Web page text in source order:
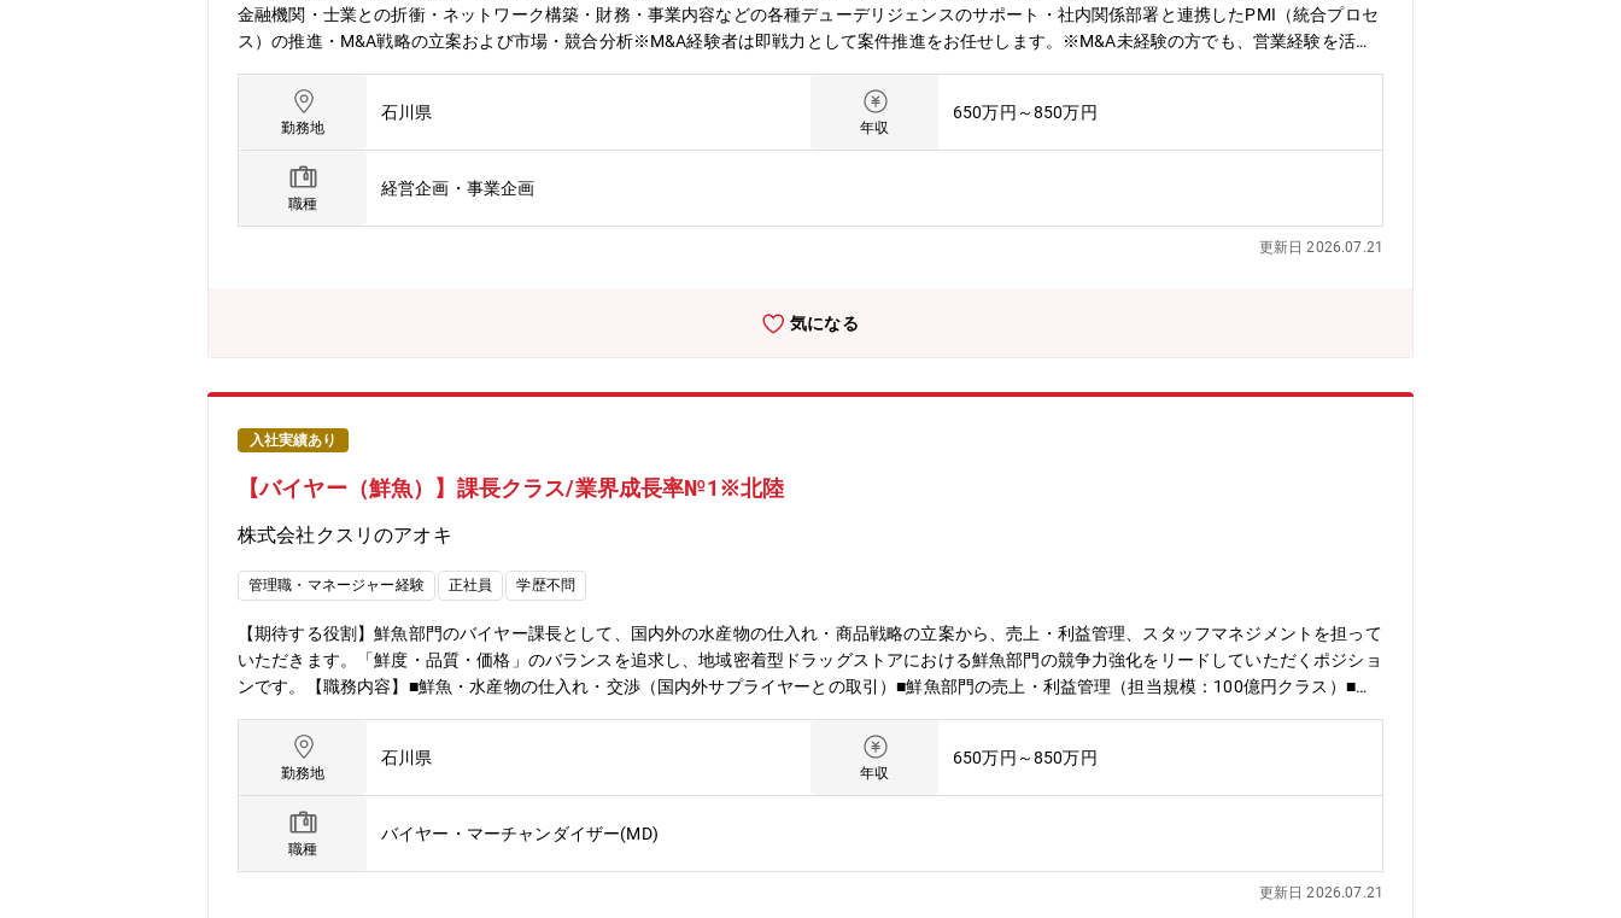
金融機関・士業との折衝・ネットワーク構築・財務・事業内容などの各種デューデリジェンスのサポート・社内関係部署と連携したPMI（統合プロセ
ス）の推進・M&A戦略の立案および市場・競合分析※M&A経験者は即戦力として案件推進をお任せします。※M&A未経験の方でも、営業経験を活か
務に携われます。・M&Aのソーシングからクロージング、PMIまで一連のプロセスを経験でき、市場価値の高い専門性を身につけることができま
す。・経営層や企業オーナーとの折衝機会が多く、経営視点を養えるポジションです。・今後も積極的な店舗拡大・事業拡大を進める企業のため、多
くの案件に携わるチャンスがあります。
勤務地
石川県
年収
650万円～850万円
職種
経営企画・事業企画
更新日 2026.07.21
気になる
入社実績あり
【バイヤー（鮮魚）】課長クラス/業界成長率№1※北陸
株式会社クスリのアオキ
管理職・マネージャー経験 正社員 学歴不問
【期待する役割】鮮魚部門のバイヤー課長として、国内外の水産物の仕入れ・商品戦略の立案から、売上・利益管理、スタッフマネジメントを担って
いただきます。「鮮度・品質・価格」のバランスを追求し、地域密着型ドラッグストアにおける鮮魚部門の競争力強化をリードしていただくポジショ
ンです。【職務内容】■鮮魚・水産物の仕入れ・交渉（国内外サプライヤーとの取引）■鮮魚部門の売上・利益管理（担当規模：100億円クラス）■販
拡大期のため様々な職務とポストがございます。■成果に応じた納得感のある公正な評価制度を採用。■働きやすさとやりがい、その両立を実現でき
る働き方をご用意。3つの総合職区分から自分に最適な働き方を選択できます。総合職区分は毎年変更の申請が可能なためその時々のライフスタイル
に合った働き方が可能。
勤務地
石川県
年収
650万円～850万円
職種
バイヤー・マーチャンダイザー(MD)
更新日 2026.07.21